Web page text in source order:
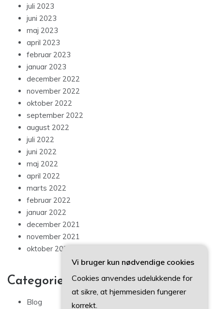
juli 2023
juni 2023
maj 2023
april 2023
februar 2023
januar 2023
december 2022
november 2022
oktober 2022
september 2022
august 2022
juli 2022
juni 2022
maj 2022
april 2022
marts 2022
februar 2022
januar 2022
december 2021
november 2021
oktober 2021
Categories
Blog
Vi bruger kun nødvendige cookies
Cookies anvendes udelukkende for
at sikre, at hjemmesiden fungerer
korrekt.